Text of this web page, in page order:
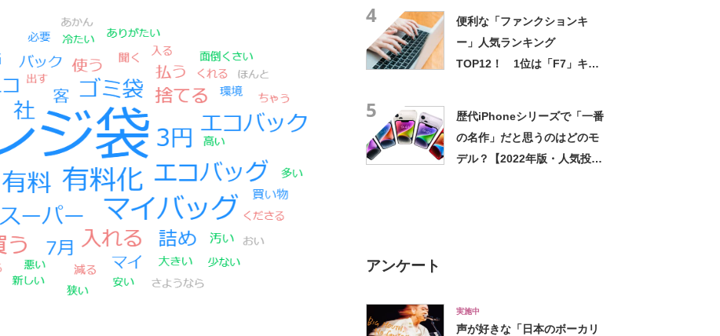
4
便利な「ファンクションキ
ー」人気ランキング
TOP12！ 1位は「F7」キー
5
歴代iPhoneシリーズで「一番
の名作」だと思うのはどのモ
デル？【2022年版・人気投票
アンケート
実施中
声が好きな「日本のボーカリ